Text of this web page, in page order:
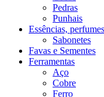
Pedras
Punhais
Essências,
Sabonetes
Favas e Sementes
Ferramentas
Aço
Cobre
Ferro